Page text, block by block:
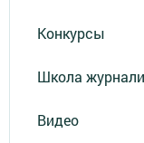
Конкурсы
Школа
Видео